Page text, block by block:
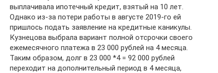
выплачивала ипотечный кредит, взятый на 10 лет.
Однако из-за потери работы в августе 2019-го ей
пришлось подать заявление на кредитные каникулы.
Кузнецова выбрала вариант полной отсрочки своего
ежемесячного платежа в 23 000 рублей на 4 месяца.
Таким образом, долг в 23 000 *4 = 92 000 рублей
переходит на дополнительный период в 4 месяца,